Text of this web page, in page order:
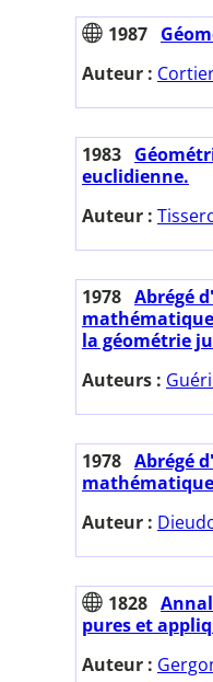
1987
Auteur :
1983
euclidienne.
Auteur :
1978 Abrégé
la géométrie
Auteurs :
1978 Abrégé
Auteur :
1828
pures et
Auteur :